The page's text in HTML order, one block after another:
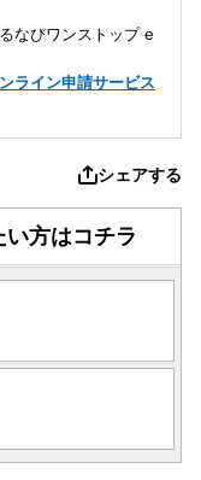
なびワンストップ e
ライン申請サービス
シェアする
方はコチラ